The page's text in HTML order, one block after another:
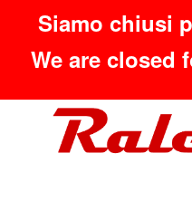
Siamo chiusi
We are closed